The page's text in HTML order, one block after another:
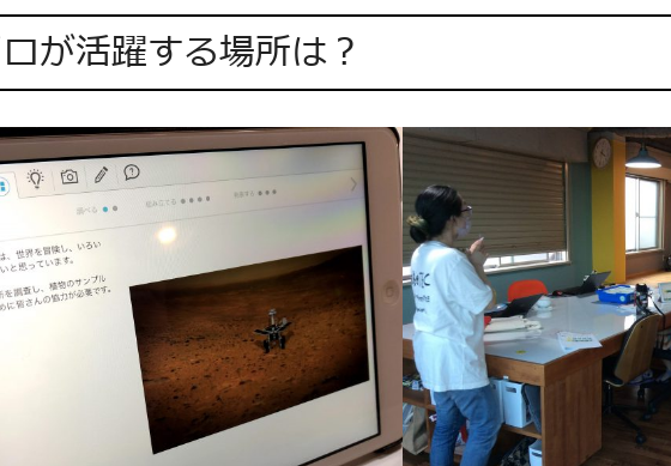
が活躍する場所は？